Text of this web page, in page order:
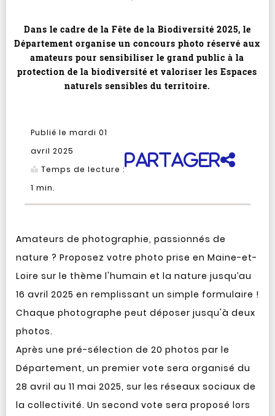
Dans le cadre de la Fête de la Biodiversité 2025, le
Département organise un concours photo réservé aux
amateurs pour sensibiliser le grand public à la
protection de la biodiversité et valoriser les Espaces
naturels sensibles du territoire.
Publié le mardi 01
avril 2025
Temps de lecture :
1 min.
Partager
Amateurs de photographie, passionnés de
nature ? Proposez votre photo prise en Maine-et-
Loire sur le thème l'humain et la nature jusqu’au
16 avril 2025 en remplissant un simple formulaire !
Chaque photographe peut déposer jusqu'à deux
photos.
Après une pré-sélection de 20 photos par le
Département, un premier vote sera organisé du
28 avril au 11 mai 2025, sur les réseaux sociaux de
la collectivité. Un second vote sera proposé lors